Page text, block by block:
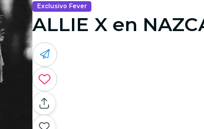
Exclusivo Fever
ALLIE X en